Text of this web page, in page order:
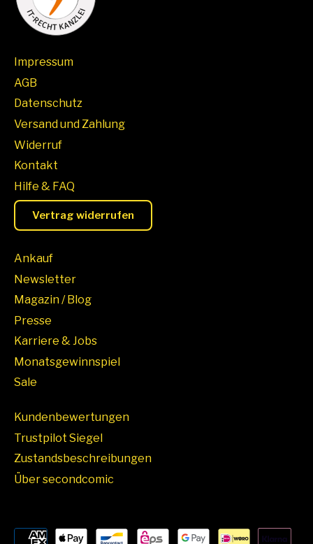
Impressum
AGB
Datenschutz
Versand und Zahlung
Widerruf
Kontakt
Hilfe & FAQ
Vertrag widerrufen
Ankauf
Newsletter
Magazin / Blog
Presse
Karriere & Jobs
Monatsgewinnspiel
Sale
Kundenbewertungen
Trustpilot Siegel
Zustandsbeschreibungen
Über secondcomic